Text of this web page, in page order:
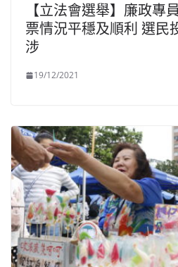
【立法會選舉】廉政專
票情況平穩及順利 選民
涉
19/12/2021